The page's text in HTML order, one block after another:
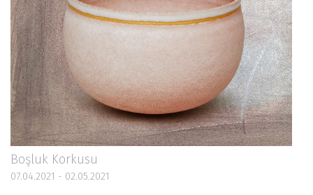
Boşluk Korkusu
07.04.2021 - 02.05.2021